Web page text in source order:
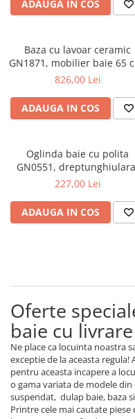
ADAUGA IN COS
Baza cu lavoar ceramic
GN1871, mobilier baie 65
front MDF, 1 sertar, 1 usa,
manere cromate, alb
826,00 Lei
ADAUGA IN COS
Oglinda baie cu polita
GN0551,
PAL, 70 cm, alb
227,00 Lei
ADAUGA IN COS
Oferte
baie cu
Ne place ca locuinta noastra
exceptie de la aceasta
pentru aceasta incapere a
o gama variata de modele
suspendat, dulap baie, baza
Printre cele mai cautate piese